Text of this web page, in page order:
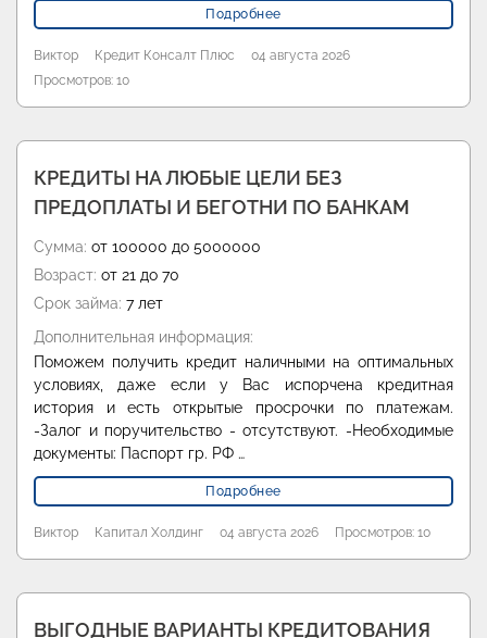
Подробнее
Виктор Кредит Консалт Плюс
04 августа 2026
Просмотров: 10
КРЕДИТЫ НА ЛЮБЫЕ ЦЕЛИ БЕЗ
ПРЕДОПЛАТЫ И БЕГОТНИ ПО БАНКАМ
Сумма: от 100000 до 5000000
Возраст: от 21 до 70
Срок займа: 7 лет
Дополнительная информация:
Поможем получить кредит наличными на оптимальных
условиях, даже если у Вас испорчена кредитная
история и есть открытые просрочки по платежам.
-Залог и поручительство - отсутствуют. -Необходимые
документы: Паспорт гр. РФ …
Подробнее
Виктор Капитал Холдинг 04 августа 2026 Просмотров: 10
ВЫГОДНЫЕ ВАРИАНТЫ КРЕДИТОВАНИЯ